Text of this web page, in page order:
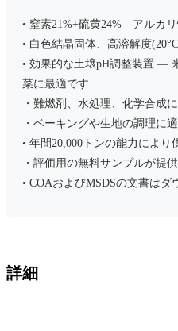
• 窒素21%+硫黄24%—アルカ
• 白色結晶固体、高溶解度
• 効果的な土壌pH調整装置 —
菜に最適です
・難燃剤、水処理、化学合成
・ベーキングや生地の調理に
• 年間20,000トンの能力によ
・評価用の無料サンプルが提
• COAおよびMSDSの文書はダ
詳細